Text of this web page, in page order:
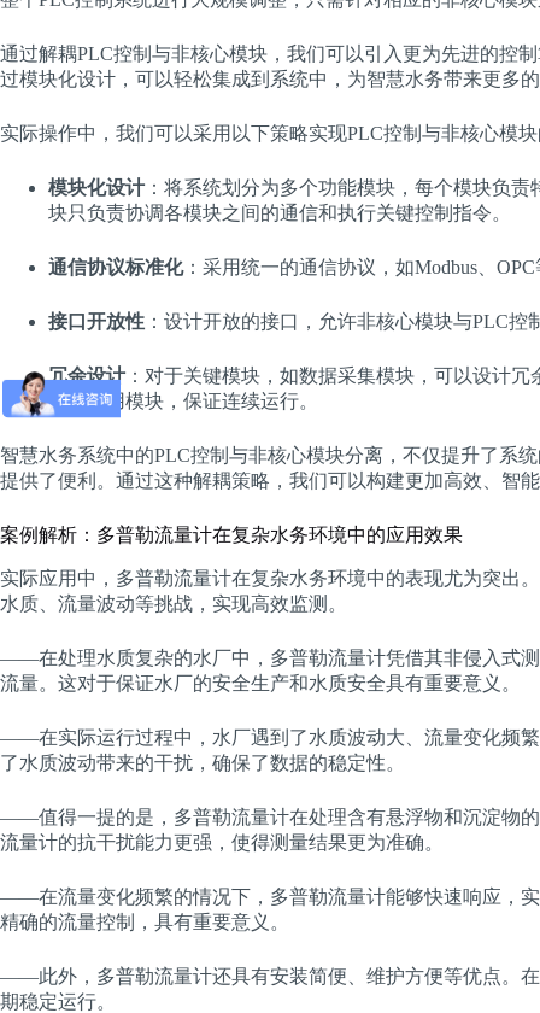
通过解耦PLC控制与非核心模块，我们可以引入更为先进的控
过模块化设计，可以轻松集成到系统中，为智慧水务带来更多
实际操作中，我们可以采用以下策略实现PLC控制与非核心模
模块化设计：将系统划分为多个功能模块，每个模块负
块只负责协调各模块之间的通信和执行关键控制指令。
通信协议标准化：采用统一的通信协议，如Modbus、
接口开放性 ：设计开放的接口，允许非核心模块与PLC
冗余设计：对于关键模块，如数据采集模块，可以设计
换到备用模块，保证连续运行。
智慧水务系统中的PLC控制与非核心模块分离，不仅提升了系
提供了便利。通过这种解耦策略，我们可以构建更加高效、智
案例解析：多普勒流量计在复杂水务环境中的应用效果
实际应用中，多普勒流量计在复杂水务环境中的表现尤为突出
水质、流量波动等挑战，实现高效监测。
——在处理水质复杂的水厂中，多普勒流量计凭借其非侵入式
流量。这对于保证水厂的安全生产和水质安全具有重要意义。
——在实际运行过程中，水厂遇到了水质波动大、流量变化频
了水质波动带来的干扰，确保了数据的稳定性。
——值得一提的是，多普勒流量计在处理含有悬浮物和沉淀物
流量计的抗干扰能力更强，使得测量结果更为准确。
——在流量变化频繁的情况下，多普勒流量计能够快速响应，
精确的流量控制，具有重要意义。
——此外，多普勒流量计还具有安装简便、维护方便等优点。
期稳定运行。